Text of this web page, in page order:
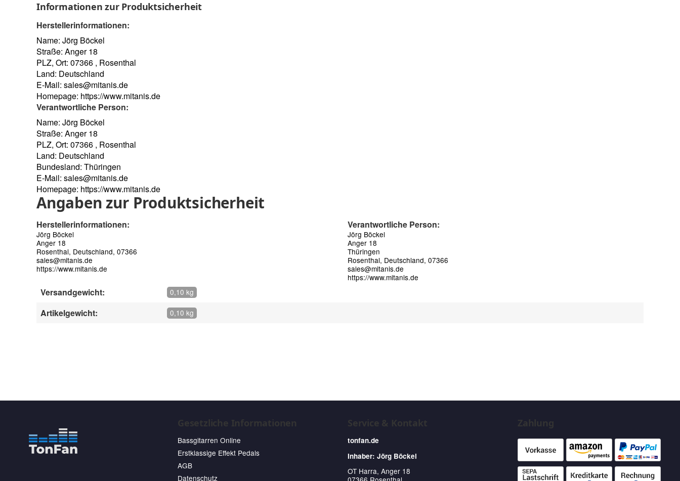
Informationen zur Produktsicherheit
Herstellerinformationen:
Name: Jörg Böckel
Straße: Anger 18
PLZ, Ort: 07366 , Rosenthal
Land: Deutschland
E-Mail: sales@mitanis.de
Homepage: https://www.mitanis.de
Verantwortliche Person:
Name: Jörg Böckel
Straße: Anger 18
PLZ, Ort: 07366 , Rosenthal
Land: Deutschland
Bundesland: Thüringen
E-Mail: sales@mitanis.de
Homepage: https://www.mitanis.de
Angaben zur Produktsicherheit
Herstellerinformationen:
Jörg Böckel
Anger 18
Rosenthal, Deutschland, 07366
sales@mitanis.de
https://www.mitanis.de
Verantwortliche Person:
Jörg Böckel
Anger 18
Thüringen
Rosenthal, Deutschland, 07366
sales@mitanis.de
https://www.mitanis.de
Versandgewicht: 0,10 kg
Artikelgewicht: 0,10 kg
Gesetzliche Informationen
Bassgitarren Online
Erstklassige Effekt Pedals
AGB
Datenschutz
Service & Kontakt
tonfan.de
Inhaber: Jörg Böckel
OT Harra, Anger 18